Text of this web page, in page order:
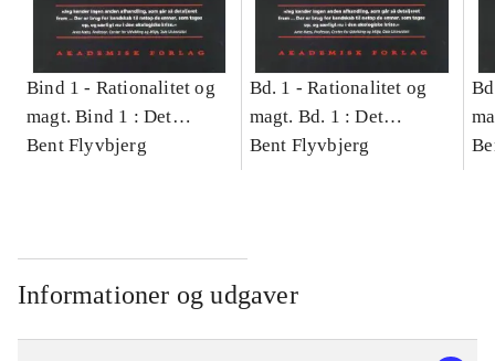
Bind 1 - Rationalitet og
magt. Bind 1 : Det
konkretes videnskab
Bent Flyvbjerg
Bd. 1 -Rationalitet og
magt. Bd. 1 : Det
konkretes videnskab
Bent Flyvbjerg
Informationer og udgaver